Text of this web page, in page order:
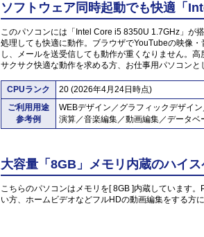
ソフトウェア同時起動でも快適「
このパソコンには「Intel Core i5 8350U 1.7GHz」が
処理しても快適に動作。ブラウザでYouTubeの映像
し、メールを送受信しても動作が重くなりません。高
サクサク快適な動作を求める方、お仕事用パソコンと
CPUランク
20 (2026年4月24日時点)
ご利用用途
参考例
WEBデザイン／グラフィックデザイ
演算／音楽編集／動画編集／データ
大容量「8GB」メモリ内蔵のハイ
こちらのパソコンはメモリを[ 8GB ]内蔵しています
い方、ホームビデオなどフルHDの動画編集をする方に